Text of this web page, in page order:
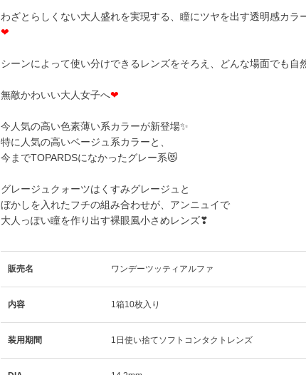
わざとらしくない大人盛れを実現する、瞳にツヤを出す透明感カラ
❤
シーンによって使い分けできるレンズをそろえ、どんな場面でも自
無敵かわいい大人女子へ❤
今人気の高い色素薄い系カラーが新登場✨
特に人気の高いベージュ系カラーと、
今までTOPARDSになかったグレー系😻
グレージュクォーツはくすみグレージュと
ぼかしを入れたフチの組み合わせが、アンニュイで
大人っぽい瞳を作り出す裸眼風小さめレンズ❣
販売名 ワンデーツッティアルファ
内容 1箱10枚入り
装用期間 1日使い捨てソフトコンタクトレンズ